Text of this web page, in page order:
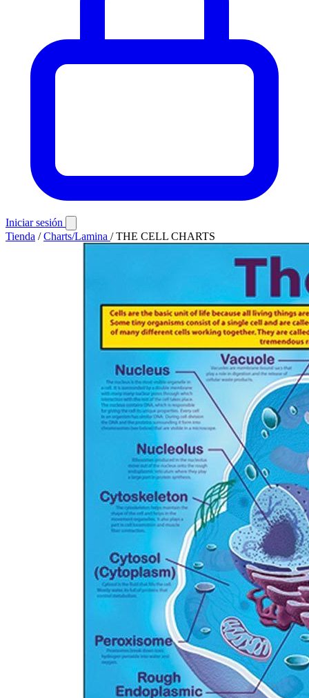
Iniciar sesión
Tienda / Charts/Lamina / THE CELL CHARTS